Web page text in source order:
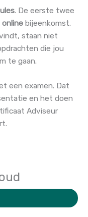
. De eerste twee
online bijeenkomst.
staan niet
die jou
te gaan.
een examen. Dat
en het doen
Adviseur